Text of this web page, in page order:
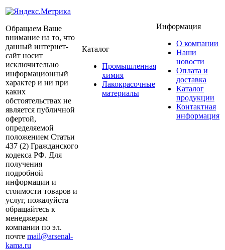
Обращаем Ваше
внимание на то, что
данный интернет-
сайт носит
исключительно
информационный
характер и ни при
каких
обстоятельствах не
является публичной
офертой,
определяемой
положением Статьи
437 (2) Гражданского
кодекса РФ. Для
получения
подробной
информации и
стоимости товаров и
услуг, пожалуйста
обращайтесь к
менеджерам
компании по эл.
почте mail@arsenal-
kama.ru
Каталог
Промышленная
химия
Лакокрасочные
материалы
Информация
О компании
Наши
новости
Оплата и
доставка
Каталог
продукции
Контактная
информация